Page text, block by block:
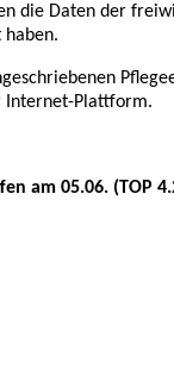
die Daten der
haben.
Internet-Plattform.
am 05.06. (TOP